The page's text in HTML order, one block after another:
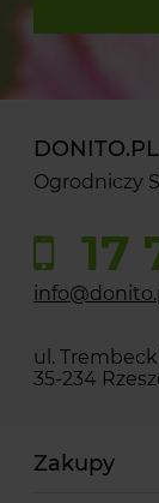
DONITO.PL
Ogrodniczy
17
ul.
35-234
Zakupy